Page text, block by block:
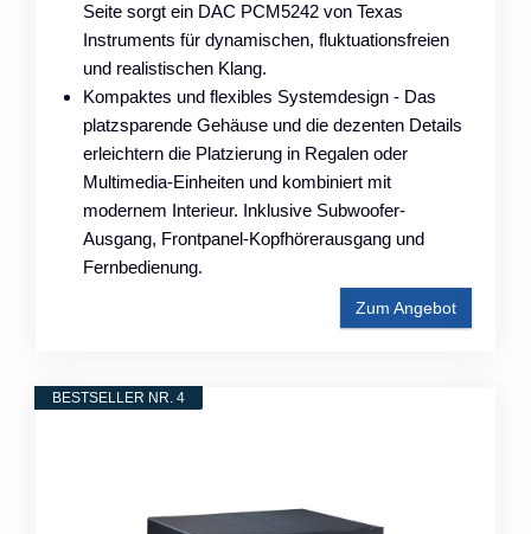
Seite sorgt ein DAC PCM5242 von Texas
Instruments für dynamischen, fluktuationsfreien
und realistischen Klang.
Kompaktes und flexibles Systemdesign - Das
platzsparende Gehäuse und die dezenten Details
erleichtern die Platzierung in Regalen oder
Multimedia-Einheiten und kombiniert mit
modernem Interieur. Inklusive Subwoofer-
Ausgang, Frontpanel-Kopfhörerausgang und
Fernbedienung.
Zum Angebot
BESTSELLER NR. 4